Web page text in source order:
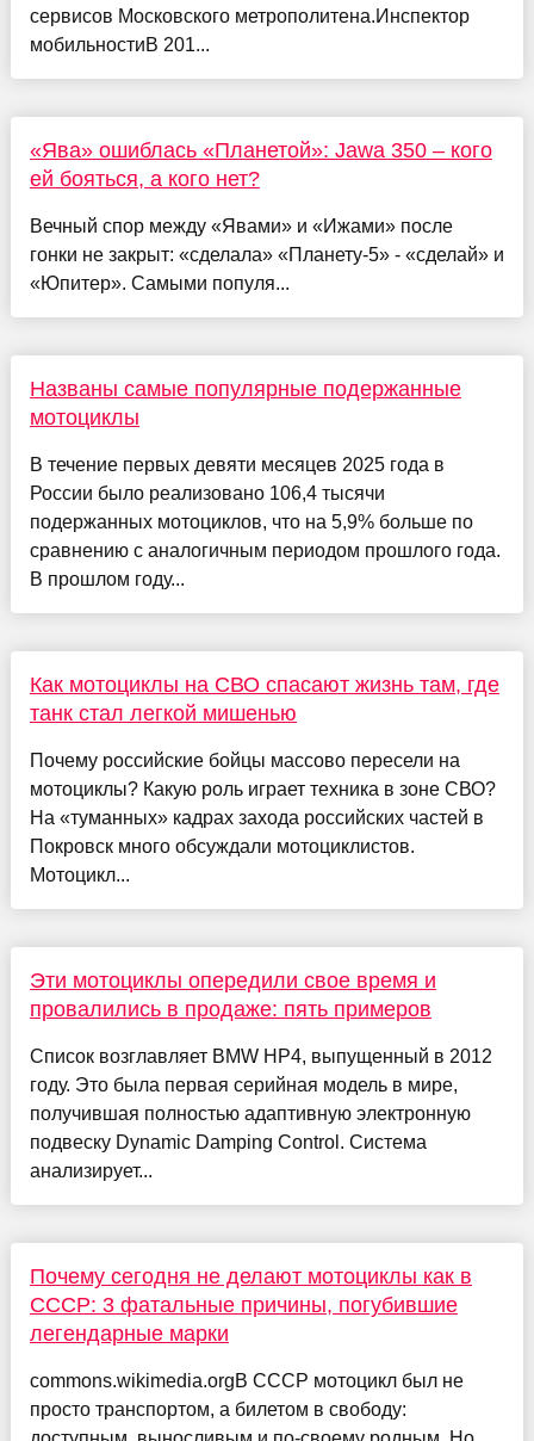
сервисов Московского метрополитена.Инспектор
мобильностиВ 201...
«Ява» ошиблась «Планетой»: Jawa 350 – кого
ей бояться, а кого нет?
Вечный спор между «Явами» и «Ижами» после
гонки не закрыт: «сделала» «Планету-5» - «сделай» и
«Юпитер». Самыми популя...
Названы самые популярные подержанные
мотоциклы
В течение первых девяти месяцев 2025 года в
России было реализовано 106,4 тысячи
подержанных мотоциклов, что на 5,9% больше по
сравнению с аналогичным периодом прошлого года.
В прошлом году...
Как мотоциклы на СВО спасают жизнь там, где
танк стал легкой мишенью
Почему российские бойцы массово пересели на
мотоциклы? Какую роль играет техника в зоне СВО?
На «туманных» кадрах захода российских частей в
Покровск много обсуждали мотоциклистов.
Мотоцикл...
Эти мотоциклы опередили свое время и
провалились в продаже: пять примеров
Список возглавляет BMW HP4, выпущенный в 2012
году. Это была первая серийная модель в мире,
получившая полностью адаптивную электронную
подвеску Dynamic Damping Control. Система
анализирует...
Почему сегодня не делают мотоциклы как в
СССР: 3 фатальные причины, погубившие
легендарные марки
commons.wikimedia.orgВ СССР мотоцикл был не
просто транспортом, а билетом в свободу: